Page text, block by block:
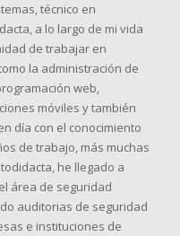
técnico en
a lo largo de mi vida
de trabajar en
la administración de
web,
móviles y también
día con el conocimiento
de trabajo, más muchas
he llegado a
área de seguridad
auditorias de seguridad
e instituciones de